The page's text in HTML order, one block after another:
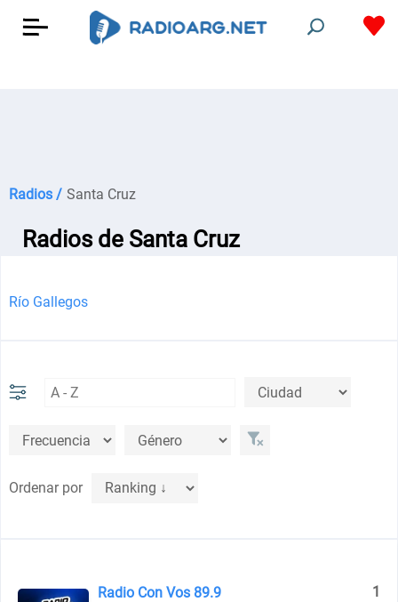
Radios / Santa Cruz
Radios de Santa Cruz
Río Gallegos
Ordenar por
Radio Con Vos 89.9
1